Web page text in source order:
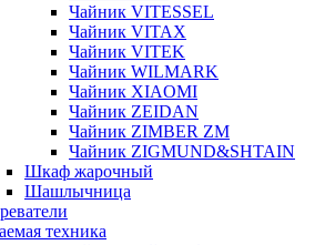
Чайник VITESSEL
Чайник VITAX
Чайник VITEK
Чайник WILMARK
Чайник XIAOMI
Чайник ZEIDAN
Чайник ZIMBER ZM
Чайник ZIGMUND&SHTAIN
Шкаф жарочный
Шашлычница
техника